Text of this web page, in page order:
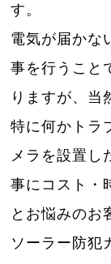
す。
電気が届かな
事を行うこと
りますが、当
特に何かトラ
メラを設置し
事にコスト・
とお悩みのお
ソーラー防犯